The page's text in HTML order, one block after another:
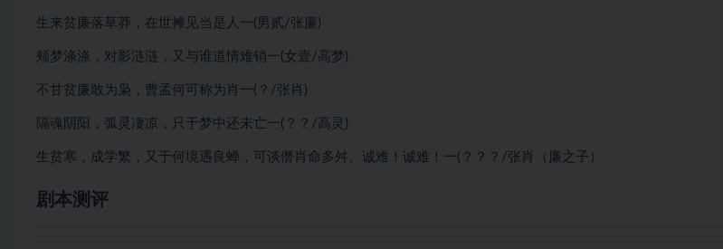
生来贫廉落草莽，在世摊见当是人一(男贰/张廉)
颊梦涤涤，对影涟涟，又与谁道情难销一(女壹/高梦)
不甘贫廉敢为枭，曹孟何可称为肖一(？/张肖)
隔魂阴阳，弧灵凄凉，只于梦中还未亡一(？？/高灵)
生贫寒，成学繁，又于何境遇良蝉，可谈僭肖命多舛。诚难！诚难！一(？？？/张肖（廉之子）
剧本测评